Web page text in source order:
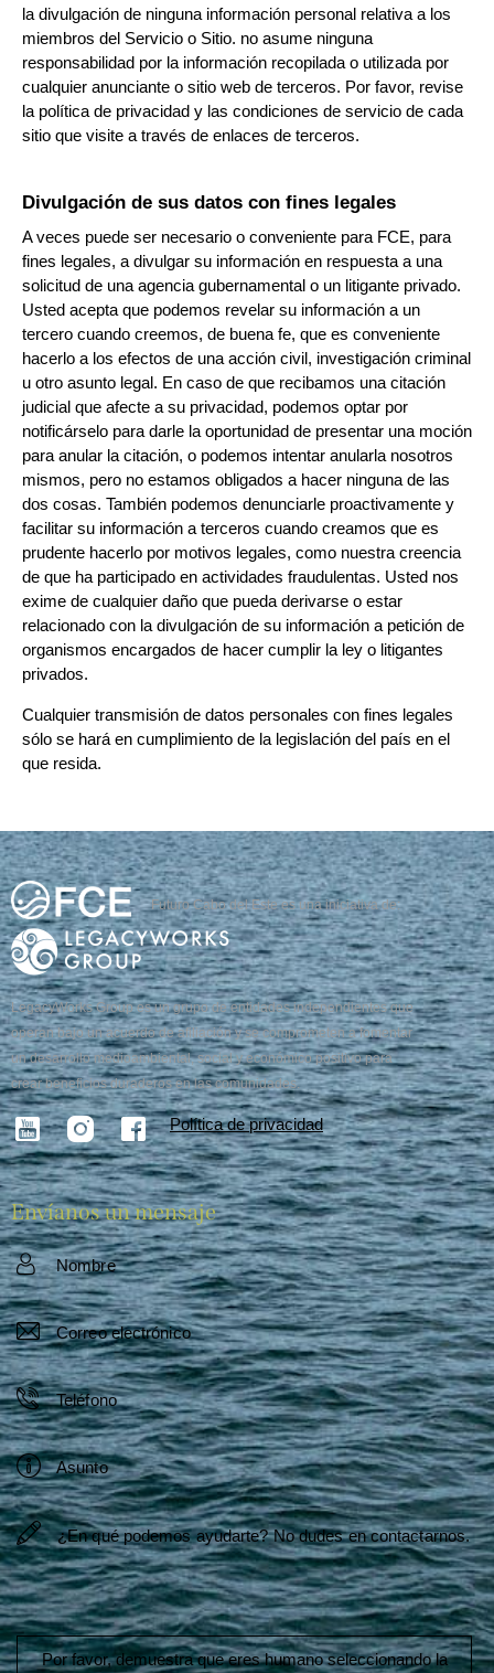
la divulgación de ninguna información personal relativa a los
miembros del Servicio o Sitio. no asume ninguna
responsabilidad por la información recopilada o utilizada por
cualquier anunciante o sitio web de terceros. Por favor, revise
la política de privacidad y las condiciones de servicio de cada
sitio que visite a través de enlaces de terceros.
Divulgación de sus datos con fines legales
A veces puede ser necesario o conveniente para FCE, para
fines legales, a divulgar su información en respuesta a una
solicitud de una agencia gubernamental o un litigante privado.
Usted acepta que podemos revelar su información a un
tercero cuando creemos, de buena fe, que es conveniente
hacerlo a los efectos de una acción civil, investigación criminal
u otro asunto legal. En caso de que recibamos una citación
judicial que afecte a su privacidad, podemos optar por
notificárselo para darle la oportunidad de presentar una moción
para anular la citación, o podemos intentar anularla nosotros
mismos, pero no estamos obligados a hacer ninguna de las
dos cosas. También podemos denunciarle proactivamente y
facilitar su información a terceros cuando creamos que es
prudente hacerlo por motivos legales, como nuestra creencia
de que ha participado en actividades fraudulentas. Usted nos
exime de cualquier daño que pueda derivarse o estar
relacionado con la divulgación de su información a petición de
organismos encargados de hacer cumplir la ley o litigantes
privados.
Cualquier transmisión de datos personales con fines legales
sólo se hará en cumplimiento de la legislación del país en el
que resida.
Futuro Cabo del Este es una iniciativa de:
LegacyWorks Group es un grupo de entidades independientes que
operan bajo un acuerdo de afiliación y se comprometen a fomentar
un desarrollo medioambiental, social y económico positivo para
crear beneficios duraderos en las comunidades.
Política de privacidad
Envíanos un mensaje
Por favor, demuestra que eres humano seleccionando la